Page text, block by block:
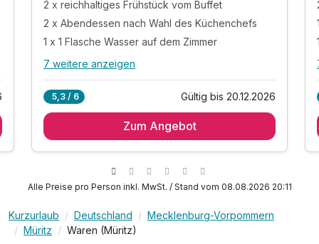
2 x reichhaltiges Frühstück vom Buffet
2 x Abendessen nach Wahl des Küchenchefs
1 x 1 Flasche Wasser auf dem Zimmer
Alle Inklusivleistungen
2 x reichhaltiges Frühstück vom Buffet
inkl. late check out bis 12 Uhr nach Verfügbarkeit
inkl. Busnutzung im Rahmen der Kurtaxe
inkl. Nutzung des 1.000qm großen Spa Bereichs
7 weitere anzeigen
5,3 / 6 Gültig bis 20.12.2026
Zum Angebot
Alle Preise pro Person inkl. MwSt. / Stand vom 08.08.2026 20:11
Kurzurlaub Deutschland
Mecklenburg-Vorpommern
Müritz
Waren (Müritz)